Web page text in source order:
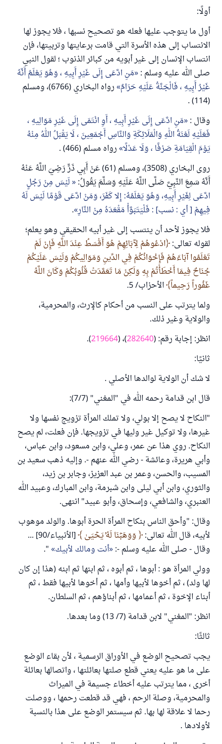
أولًا:
أول ما يتوجب عليها فعله هو تصحيح نسبها ، فلا يجوز لها
الانتساب إلى هذه الأسرة التي قامت برعايتها وتربيتها، فإن
انتساب الإنسان إلى غير أبويه من كبائر الذنوب ؛ لقول النبي
صلى الله عليه وسلم : مَنِ ادَّعَى إِلَى غَيْرِ أَبِيهِ ، وَهُوَ يَعْلَمُ أَنَّهُ
غَيْرُ أَبِيهِ ، فَالْجَنَّةُ عَلَيْهِ حَرَامٌ
رواه البخاري (6766)، ومسلم
(114) .
وقال : مَنِ ادَّعَى إِلَى غَيْرِ أَبِيهِ ، أَوِ انْتَمَى إِلَى غَيْرِ مَوَالِيهِ ،
فَعَلَيْهِ لَعْنَةُ اللهِ وَالْمَلَائِكَةِ وَالنَّاسِ أَجْمَعِينَ ، لَا يَقْبَلُ اللهُ مِنْهُ
يَوْمَ الْقِيَامَةِ صَرْفًا ، وَلَا عَدْلًا رواه مسلم (466) .
روى البخاري (3508)، ومسلم (61) عَنْ أَبِي ذَرٍّ رَضِيَ اللَّهُ عَنْهُ
أَنَّهُ سَمِعَ النَّبِيَّ صَلَّى اللَّهُ عَلَيْهِ وَسَلَّمَ يَقُولُ: لَيْسَ مِنْ رَجُلٍ
ادَّعَى لِغَيْرِ أَبِيهِ، وَهُوَ يَعْلَمُهُ: إِلا كَفَرَ، وَمَنْ ادَّعَى قَوْمًا لَيْسَ لَهُ
فِيهِمْ [ أي : نسب] : فَلْيَتَبَوَّأْ مَقْعَدَهُ مِنْ النَّارِ .
فلا يجوز لأحد أن ينتسب إلى غير أبيه الحقيقي وهو يعلم؛
لقوله تعالى: ادْعُوهُمْ لِآبَائِهِمْ هُوَ أَقْسَطُ عِنْدَ اللَّهِ فَإِنْ لَمْ
تَعْلَمُوا آبَاءَهُمْ فَإِخْوَانُكُمْ فِي الدِّينِ وَمَوَالِيكُمْ وَلَيْسَ عَلَيْكُمْ
جُنَاحٌ فِيمَا أَخْطَأْتُمْ بِهِ وَلَكِنْ مَا تَعَمَّدَتْ قُلُوبُكُمْ وَكَانَ اللَّهُ
غَفُوراً رَحِيماً الأحزاب/ 5.
ولما يترتب على النسب من أحكام كالإرث، والمحرمية،
والولاية وغير ذلك.
انظر: إجابة رقم: (282640)، (219664
).
ثانيًا:
لا شك أن الولاية لوالدها الأصلي .
قال ابن قدامة رحمه الله في "المغني" (7/7):
"النكاح لا يصح إلا بولي، ولا تملك المرأة تزويج نفسها ولا
غيرها، ولا توكيل غير وليها في تزويجها. فإن فعلت، لم يصح
النكاح. روي هذا عن عمر، وعلي، وابن مسعود، وابن عباس،
وأبي هريرة، وعائشة - رضي الله عنهم -. وإليه ذهب سعيد بن
المسيب، والحسن، وعمر بن عبد العزيز، وجابر بن زيد،
والثوري، وابن أبي ليلى وابن شبرمة، وابن المبارك، وعبيد الله
العنبري، والشافعي، وإسحاق، وأبو عبيد" انتهى.
وقال: "وأحق الناس بنكاح المرأة الحرة أبوها. والولد موهوب
لأبيه، قال الله تعالى:
وَوَهَبۡنَا لَهُۥ يَحۡيَىٰ
[الأنبياء/90] ...
وقال - صلى الله عليه وسلم -: أنت ومالك لأبيك ".
وولي المرأة هو : أبوها ، ثم أبوه ، ثم ابنها ثم ابنه (هذا إن كان
لها ولد) ، ثم أخوها لأبيها وأمها ، ثم أخوها لأبيها فقط ، ثم
أبناء الإخوة ، ثم أعمامها ، ثم أبناؤهم ، ثم السلطان.
انظر: "المغني" لابن قدامة (7/ 13) وما بعدها.
ثالثًا:
يجب تصحيح الوضع في الأوراق الرسمية ، لأن بقاء الوضع
على ما هو عليه يعني قطع صلتها بعائلتها ، واتصالها بعائلة
أخرى ، مما يترتب عليه أخطاء جسيمة في الميراث
والمحرمية، وصلة الرحم ، فهي قد قطعت رحمها ، ووصلت
رحما لا علاقة لها بها. ثم سيستمر الوضع على هذا بالنسبة
لأولادها .